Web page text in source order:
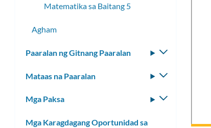
Matematika sa Baitang 5
Agham
Paaralan ng Gitnang Paaralan
I-
Mataas na Paaralan
I-
Mga Paksa
I-
Mga Karagdagang Oportunidad sa